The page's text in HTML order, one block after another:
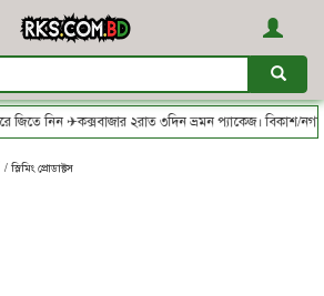
✈কক্সবাজার ২রাত ৩দিন ভ্রমন প্যাকেজ। বিকাশ/নগদ/
/ স্লিমিং প্রোডাক্টস